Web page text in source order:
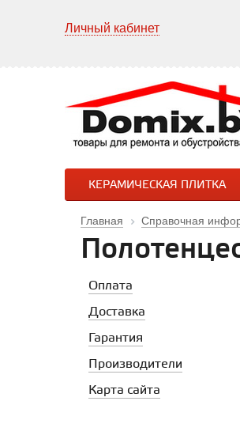
Личный кабинет
КЕРАМИЧЕСКАЯ ПЛИТКА
Главная Справочная
Оплата
Доставка
Гарантия
Производители
Карта сайта